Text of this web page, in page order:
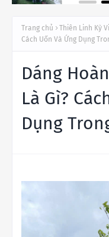
Trang chủ Thiên Linh Kỳ
Cách Uốn Và Ứng Dụng
Dáng
Là Gì?
Dụng